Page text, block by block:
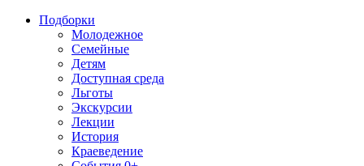
Подборки
Молодежное
Семейные
Детям
Доступная среда
Льготы
Экскурсии
Лекции
История
Краеведение